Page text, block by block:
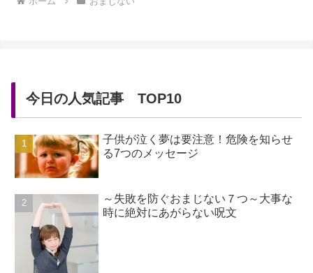
今日の人気記事 TOP10
子供が泣く夢は要注意！危険を知らせ
る7つのメッセージ
～失敗を防ぐおまじない７つ～大事な
時に絶対にあがらない呪文